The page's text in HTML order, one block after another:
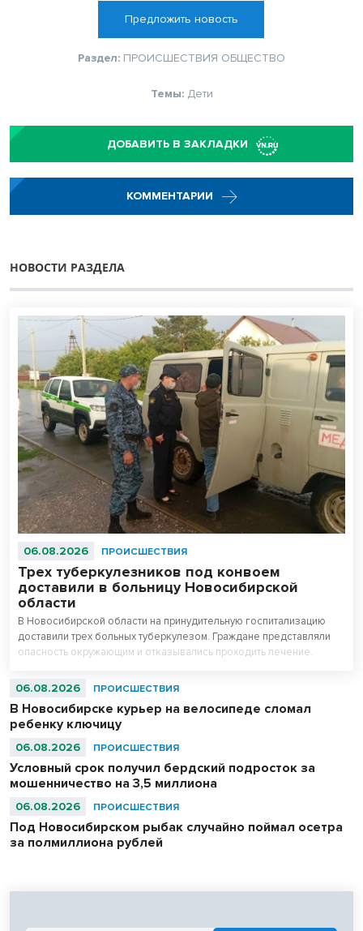
Предложить новость
Раздел: ПРОИСШЕСТВИЯ ОБЩЕСТВО
Темы: Дети
ДОБАВИТЬ В ЗАКЛАДКИ
КОММЕНТАРИИ
НОВОСТИ РАЗДЕЛА
06.08.2026 ПРОИСШЕСТВИЯ
Трех туберкулезников под конвоем
доставили в больницу Новосибирской
области
В Новосибирской области на принудительную госпитализацию
доставили трех больных туберкулезом. Граждане представляли
опасность окружающим и отказывались проходить лечение.
06.08.2026 ПРОИСШЕСТВИЯ
В Новосибирске курьер на велосипеде сломал
ребенку ключицу
06.08.2026 ПРОИСШЕСТВИЯ
Условный срок получил бердский подросток за
мошенничество на 3,5 миллиона
06.08.2026 ПРОИСШЕСТВИЯ
Под Новосибирском рыбак случайно поймал осетра
за полмиллиона рублей